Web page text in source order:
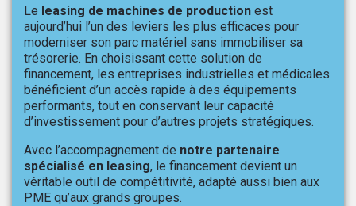
Le leasing de machines de production est
aujourd’hui l’un des leviers les plus efficaces pour
moderniser son parc matériel sans immobiliser sa
trésorerie. En choisissant cette solution de
financement, les entreprises industrielles et médicales
bénéficient d’un accès rapide à des équipements
performants, tout en conservant leur capacité
d’investissement pour d’autres projets stratégiques.
Avec l’accompagnement de notre partenaire
spécialisé en leasing, le financement devient un
véritable outil de compétitivité, adapté aussi bien aux
PME qu’aux grands groupes.